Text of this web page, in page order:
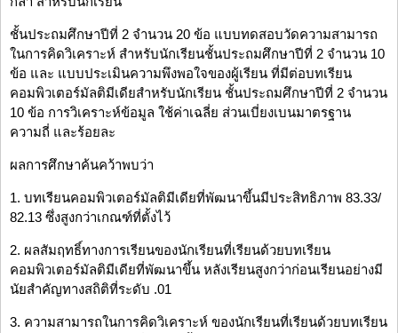
ชั้นประถมศึกษาปีที่ 2 จำนวน 20 ข้อ แบบทดสอบวัดความสามารถ
ในการคิดวิเคราะห์ สำหรับนักเรียนชั้นประถมศึกษาปีที่ 2 จำนวน 10
ข้อ และ แบบประเมินความพึงพอใจของผู้เรียน ที่มีต่อบทเรียน
คอมพิวเตอร์มัลติมีเดียสำหรับนักเรียน ชั้นประถมศึกษาปีที่ 2 จำนวน
10 ข้อ การวิเคราะห์ข้อมูล ใช้ค่าเฉลี่ย ส่วนเบี่ยงเบนมาตรฐาน
ความถี่ และร้อยละ
ผลการศึกษาค้นคว้าพบว่า
1. บทเรียนคอมพิวเตอร์มัลติมีเดียที่พัฒนาขึ้นมีประสิทธิภาพ 83.33/
82.13 ซึ่งสูงกว่าเกณฑ์ที่ตั้งไว้
2. ผลสัมฤทธิ์ทางการเรียนของนักเรียนที่เรียนด้วยบทเรียน
คอมพิวเตอร์มัลติมีเดียที่พัฒนาขึ้น หลังเรียนสูงกว่าก่อนเรียนอย่างมี
นัยสำคัญทางสถิติที่ระดับ .01
3. ความสามารถในการคิดวิเคราะห์ ของนักเรียนที่เรียนด้วยบทเรียน